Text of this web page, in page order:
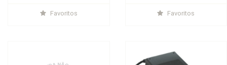
Favoritos Favoritos